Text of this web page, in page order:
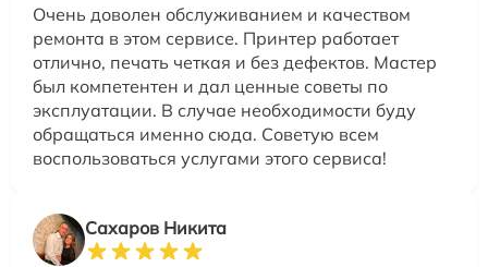
Очень доволен обслуживанием и качеством
ремонта в этом сервисе. Принтер работает
отлично, печать четкая и без дефектов. Мастер
был компетентен и дал ценные советы по
эксплуатации. В случае необходимости буду
обращаться именно сюда. Советую всем
воспользоваться услугами этого сервиса!
Сахаров Никита